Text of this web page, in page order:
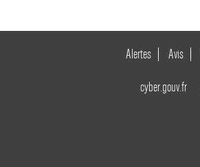
Alertes Avis
cyber.gouv.fr